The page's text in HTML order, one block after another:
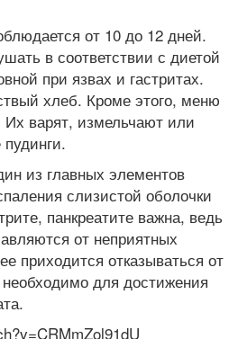
от 10 до 12 дней.
в соответствии с диетой
при язвах и гастритах.
хлеб. Кроме этого, меню
варят, измельчают или
из главных элементов
слизистой оболочки
панкреатите важна, ведь
от неприятных
приходится отказываться от
для достижения